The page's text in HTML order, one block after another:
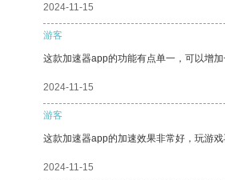
2024-11-15
游客
这款加速器app的功能有点单一，可以增
2024-11-15
游客
这款加速器app的加速效果非常好，玩游
2024-11-15